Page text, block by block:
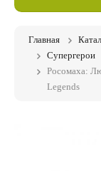
Главная
Супергерои
Росомаха:
Legends